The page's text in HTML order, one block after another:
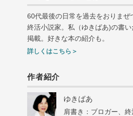
60代最後の日常を過去をおりまぜ
終活小説家。私（ゆきばあ)の書い
掲載。好きな本の紹介も。
詳しくはこちら＞
作者紹介
ゆきばあ
肩書き：ブロガー、